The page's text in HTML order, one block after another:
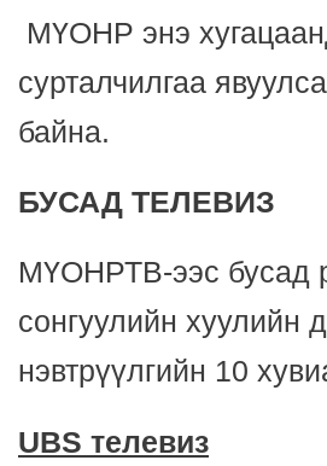
МҮОНР энэ
сурталчилгаа
байна.
БУСАД ТЕЛЕВИЗ
МҮОНРТВ-ээс бусад
сонгуулийн хуулийн
нэвтрүүлгийн 10
UBS телевиз